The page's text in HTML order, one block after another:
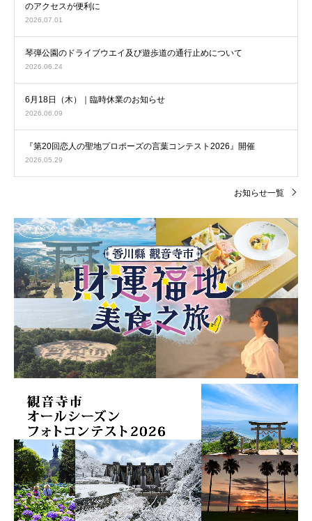
のアクセスが便利に
2026.07.01
琴弾公園のドライブウエイ及び遊歩道の通行止めについて
2026.06.24
6月18日（木）｜臨時休業のお知らせ
2026.06.09
『第20回恋人の聖地プロポーズの言葉コンテスト2026』開催
2026.05.29
お知らせ一覧